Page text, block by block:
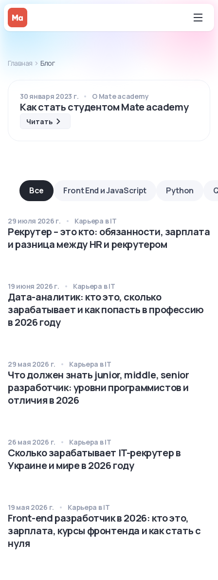
Главная Блог
30 января 2023 г. О Mate academy
Как стать студентом Mate academy
Читать
Все Front End и JavaScript Python
29 июля 2026 г. Карьера в IT
Рекрутер – это кто: обязанности, зарплата
и разница между HR и рекрутером
19 июня 2026 г. Карьера в IT
Дата-аналитик: кто это, сколько
зарабатывает и как попасть в профессию
в 2026 году
29 мая 2026 г. Карьера в IT
Что должен знать junior, middle, senior
разработчик: уровни программистов и
отличия в 2026
26 мая 2026 г. Карьера в IT
Сколько зарабатывает IT-рекрутер в
Украине и мире в 2026 году
19 мая 2026 г. Карьера в IT
Front-end разработчик в 2026: кто это,
зарплата, курсы фронтенда и как стать с
нуля